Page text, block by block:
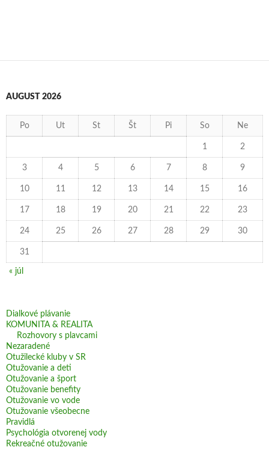
AUGUST 2026
Po Ut St Št Pi So Ne
1 2
3 4 5 6 7 8 9
10 11 12 13 14 15 16
17 18 19 20 21 22 23
24 25 26 27 28 29 30
31
« júl
Dialkové plávanie
KOMUNITA & REALITA
Rozhovory s plavcami
Nezaradené
Otužilecké kluby v SR
Otužovanie a deti
Otužovanie a šport
Otužovanie benefity
Otužovanie vo vode
Otužovanie všeobecne
Pravidlá
Psychológia otvorenej vody
Rekreačné otužovanie